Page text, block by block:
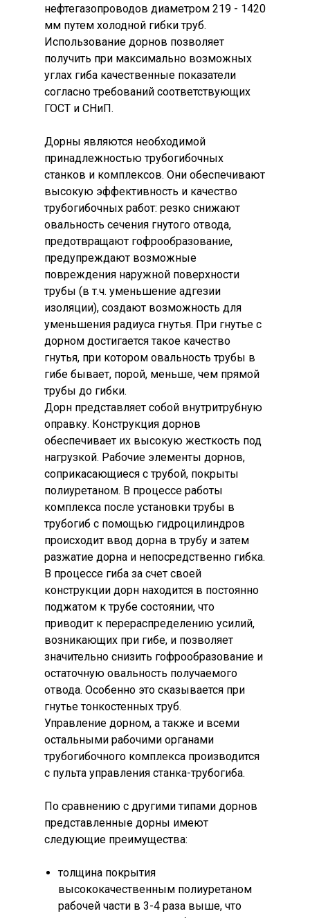
нефтегазопроводов диаметром 219 - 1420
мм путем холодной гибки труб.
Использование дорнов позволяет
получить при максимально возможных
углах гиба качественные показатели
согласно требований соответствующих
ГОСТ и СНиП.
Дорны являются необходимой
принадлежностью трубогибочных
станков и комплексов. Они обеспечивают
высокую эффективность и качество
трубогибочных работ: резко снижают
овальность сечения гнутого отвода,
предотвращают гофрообразование,
предупреждают возможные
повреждения наружной поверхности
трубы (в т.ч. уменьшение адгезии
изоляции), создают возможность для
уменьшения радиуса гнутья. При гнутье с
дорном достигается такое качество
гнутья, при котором овальность трубы в
гибе бывает, порой, меньше, чем прямой
трубы до гибки.
Дорн представляет собой внутритрубную
оправку. Конструкция дорнов
обеспечивает их высокую жесткость под
нагрузкой. Рабочие элементы дорнов,
соприкасающиеся с трубой, покрыты
полиуретаном. В процессе работы
комплекса после установки трубы в
трубогиб с помощью гидроцилиндров
происходит ввод дорна в трубу и затем
разжатие дорна и непосредственно гибка.
В процессе гиба за счет своей
конструкции дорн находится в постоянно
поджатом к трубе состоянии, что
приводит к перераспределению усилий,
возникающих при гибе, и позволяет
значительно снизить гофрообразование и
остаточную овальность получаемого
отвода. Особенно это сказывается при
гнутье тонкостенных труб.
Управление дорном, а также и всеми
остальными рабочими органами
трубогибочного комплекса производится
с пульта управления станка-трубогиба.
По сравнению с другими типами дорнов
представленные дорны имеют
следующие преимущества:
толщина покрытия
высококачественным полиуретаном
рабочей части в 3-4 раза выше, что